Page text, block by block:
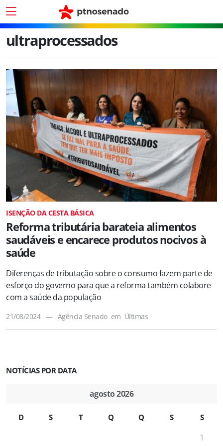
ultraprocessados
ISENÇÃO DA CESTA BÁSICA
Reforma tributária barateia alimentos
saudáveis e encarece produtos nocivos à
saúde
Diferenças de tributação sobre o consumo fazem parte de
esforço do governo para que a reforma também colabore
com a saúde da população
21/08/2024 — Agência Senado em Últimas
NOTÍCIAS POR DATA
agosto 2026
D S T Q Q S S
1